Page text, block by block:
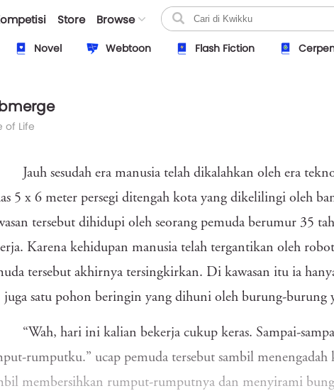
Store Browse
Novel Webtoon Flash Fiction
of Life
Jauh sesudah era manusia telah dikalahkan oleh era
5 x 6 meter persegi ditengah kota yang dikelilingi oleh
tersebut dihidupi oleh seorang pemuda berumur 35
Karena kehidupan manusia telah tergantikan oleh
tersebut akhirnya tersingkirkan. Di kawasan itu ia
juga satu pohon beringin yang dihuni oleh burung-burung
“Wah, hari ini kalian bekerja cukup keras. Sampai-
rumputku.” ucap pemuda tersebut sambil
membersihkan rumput-rumputnya dan menyirami